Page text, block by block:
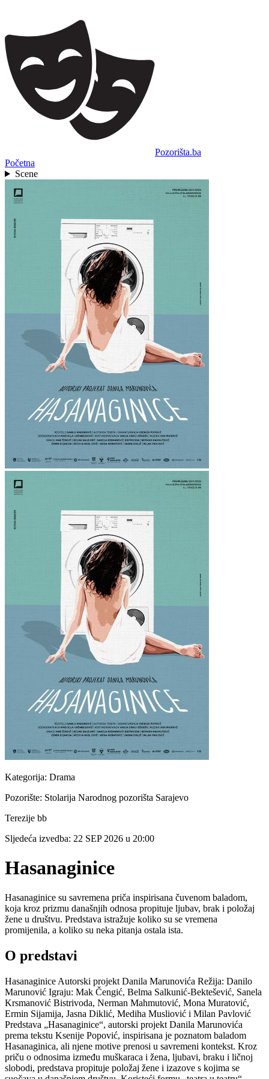
Pozorišta.ba
Početna
Scene
Kategorija: Drama
Pozorište: Stolarija Narodnog pozorišta Sarajevo
Terezije bb
Sljedeća izvedba: 22 SEP 2026 u 20:00
Hasanaginice
Hasanaginice su savremena priča inspirisana čuvenom baladom,
koja kroz prizmu današnjih odnosa propituje ljubav, brak i položaj
žene u društvu. Predstava istražuje koliko su se vremena
promijenila, a koliko su neka pitanja ostala ista.
O predstavi
Hasanaginice Autorski projekt Danila Marunovića Režija: Danilo
Marunović Igraju: Mak Čengić, Belma Salkunić-Bektešević, Sanela
Krsmanović Bistrivoda, Nerman Mahmutović, Mona Muratović,
Ermin Sijamija, Jasna Diklić, Mediha Musliović i Milan Pavlović
Predstava „Hasanaginice“, autorski projekt Danila Marunovića
prema tekstu Ksenije Popović, inspirisana je poznatom baladom
Hasanaginica, ali njene motive prenosi u savremeni kontekst. Kroz
priču o odnosima između muškaraca i žena, ljubavi, braku i ličnoj
slobodi, predstava propituje položaj žene i izazove s kojima se